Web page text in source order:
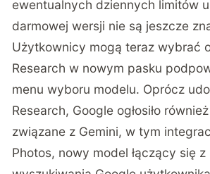
ewentualnych dziennych limitów
darmowej wersji nie są jeszcze
Użytkownicy mogą teraz wybrać
Research w nowym pasku
menu wyboru modelu. Oprócz
Research, Google ogłosiło
związane z Gemini, w tym
Photos, nowy model łączący się z